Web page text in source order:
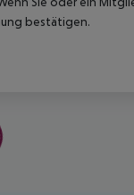
bestätigen.